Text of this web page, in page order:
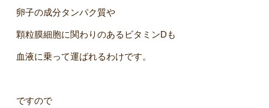
卵子の成分タンパク質や
顆粒膜細胞に関わりのあるビタミンDも
血液に乗って運ばれるわけです。
ですので